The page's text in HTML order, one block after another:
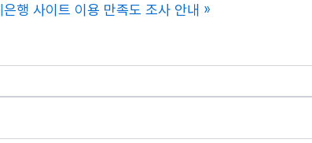
행 사이트 이용 만족도 조사 안내 »